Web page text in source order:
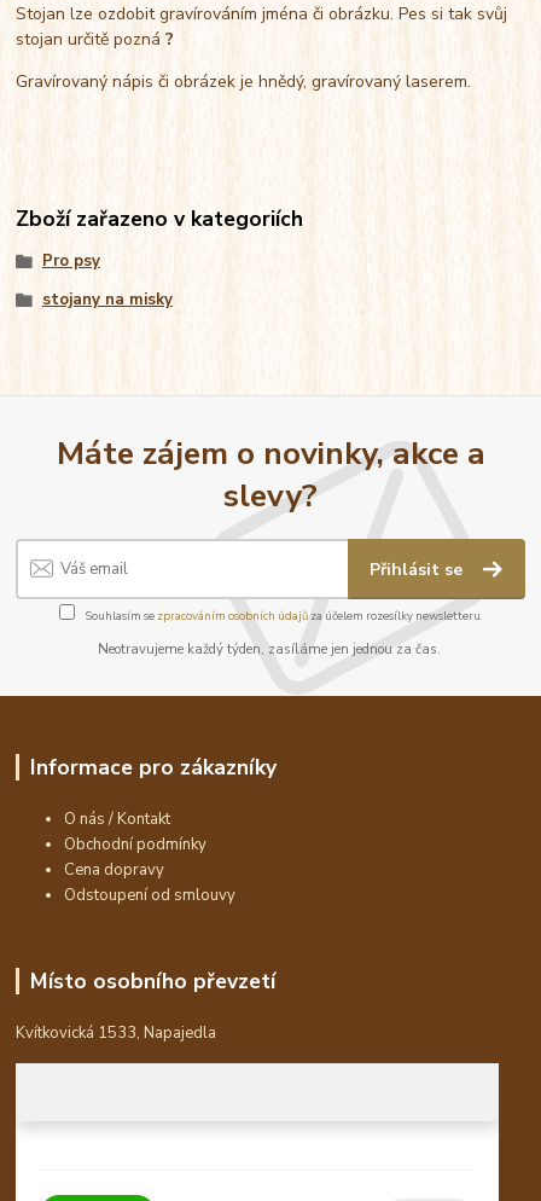
Stojan lze ozdobit gravírováním jména či obrázku. Pes si tak svůj
stojan určitě pozná?
Gravírovaný nápis či obrázek je hnědý, gravírovaný laserem.
Zboží zařazeno v kategoriích
Pro psy
stojany na misky
Máte zájem o novinky, akce a
slevy?
Přihlásit se
Souhlasím se zpracováním osobních údajůza účelem rozesílky newsletteru.
Neotravujeme každý týden, zasíláme jen jednou za čas.
Informace pro zákazníky
O nás / Kontakt
Obchodní podmínky
Cena dopravy
Odstoupení od smlouvy
Místo osobního převzetí
Kvítkovická 1533, Napajedla